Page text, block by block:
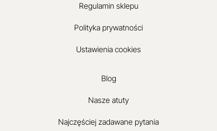
Regulamin sklepu
Polityka prywatności
Ustawienia cookies
Blog
Nasze atuty
Najczęściej zadawane pytania